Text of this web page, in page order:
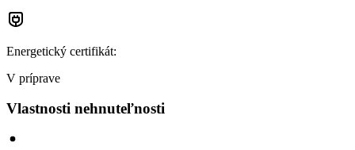
Energetický certifikát:
V príprave
Vlastnosti nehnuteľnosti